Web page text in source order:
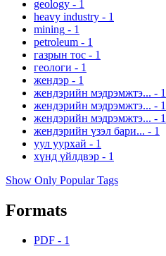
geology - 1
heavy industry - 1
mining - 1
petroleum - 1
газрын тос - 1
геологи - 1
жендэр - 1
жендэрийн мэдрэмжтэ... - 1
жендэрийн мэдрэмжтэ... - 1
жендэрийн мэдрэмжтэ... - 1
жендэрийн үзэл бари... - 1
уул уурхай - 1
хүнд үйлдвэр - 1
Show Only Popular Tags
Formats
PDF - 1